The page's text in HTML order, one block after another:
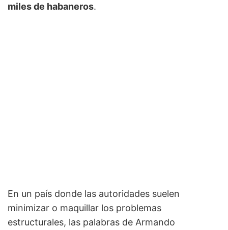
miles de habaneros.
En un país donde las autoridades suelen
minimizar o maquillar los problemas
estructurales, las palabras de Armando